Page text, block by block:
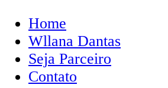
Home
Wllana Dantas
Seja Parceiro
Contato